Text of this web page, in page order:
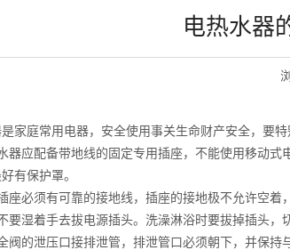
电热水器
庭常用电器，安全使用事关生命财产安全，要特
应配备带地线的固定专用插座，不能使用移动式
有保护罩。
必须有可靠的接地线，插座的接地极不允许空着
湿着手去拔电源插头。洗澡淋浴时要拔掉插头，切
的泄压口接排泄管，排泄管口必须朝下，并保持